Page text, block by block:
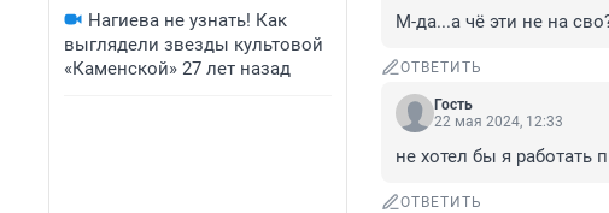
Нагиева не узнать! Как
выглядели звезды культовой
«Каменской» 27 лет назад
М-да...а чё эти не на
ОТВЕТИТЬ
Гость
22 мая 2024, 12:33
не хотел бы я работать
ОТВЕТИТЬ